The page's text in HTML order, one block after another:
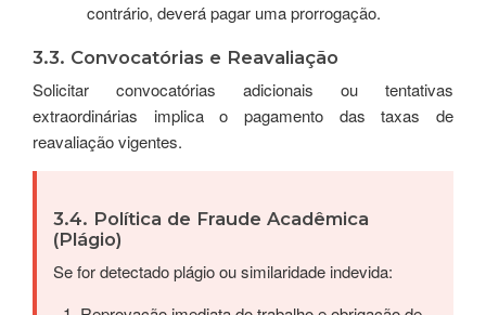
contrário, deverá pagar uma prorrogação.
3.3. Convocatórias e Reavaliação
Solicitar convocatórias adicionais ou tentativas
extraordinárias implica o pagamento das taxas de
reavaliação vigentes.
3.4. Política de Fraude Acadêmica
(Plágio)
Se for detectado plágio ou similaridade indevida: